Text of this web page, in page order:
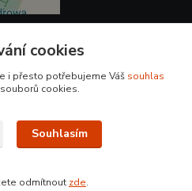
cookies
i přesto potřebujeme Váš souhlas
cookies.
Souhlasím
odmítnout zde.